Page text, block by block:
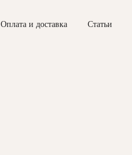
Оплата и доставка Статьи